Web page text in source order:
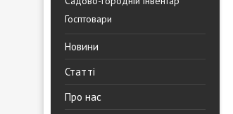
Госптовари
Новини
Статті
Про нас